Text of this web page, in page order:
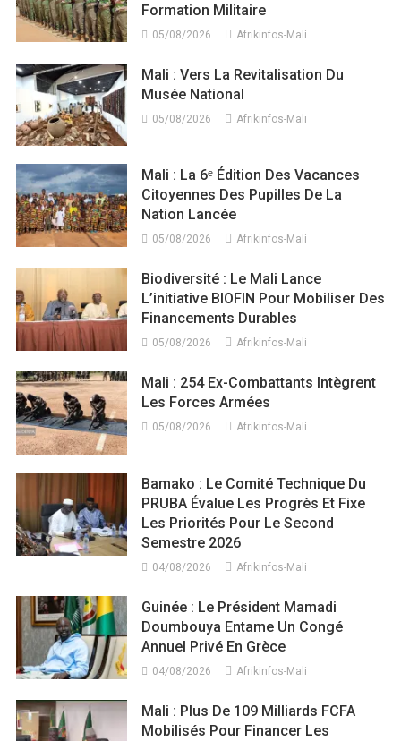
Formation Militaire
05/08/2026 Afrikinfos-Mali
Mali : Vers La Revitalisation Du
Musée National
05/08/2026 Afrikinfos-Mali
Mali : La 6ᵉ Édition Des Vacances
Citoyennes Des Pupilles De La
Nation Lancée
05/08/2026 Afrikinfos-Mali
Biodiversité : Le Mali Lance
L’initiative BIOFIN Pour Mobiliser Des
Financements Durables
05/08/2026 Afrikinfos-Mali
Mali : 254 Ex-Combattants Intègrent
Les Forces Armées
05/08/2026 Afrikinfos-Mali
Bamako : Le Comité Technique Du
PRUBA Évalue Les Progrès Et Fixe
Les Priorités Pour Le Second
Semestre 2026
04/08/2026 Afrikinfos-Mali
Guinée : Le Président Mamadi
Doumbouya Entame Un Congé
Annuel Privé En Grèce
04/08/2026 Afrikinfos-Mali
Mali : Plus De 109 Milliards FCFA
Mobilisés Pour Financer Les